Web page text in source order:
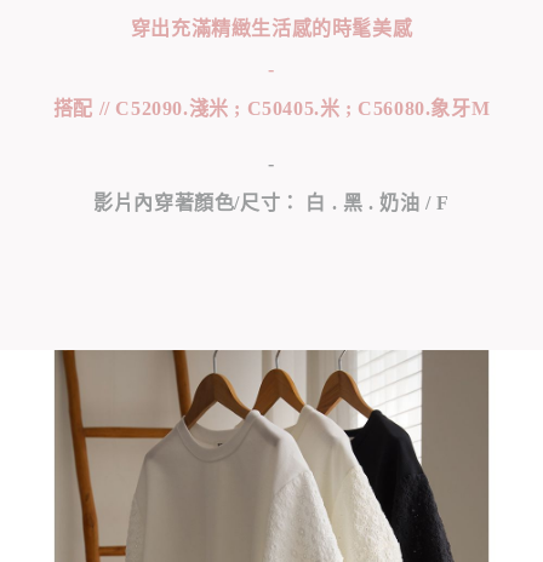
穿出充滿精緻生活感的時髦美感
-
搭配 // C52090.淺米 ; C50405.米 ; C56080.象牙M
-
影片內穿著顏色/尺寸： 白 . 黑 . 奶油 / F